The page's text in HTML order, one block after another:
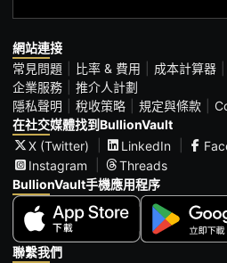
網站連接
常見問題
比率 & 費用 成本計算器
企業服務
推介人計劃
隱私聲明
稅收策略 規定與條款
在社交媒體找到BullionVault
X (Twitter)
LinkedIn
Instagram
Threads
BullionVault手機應用程序
聯繫我們